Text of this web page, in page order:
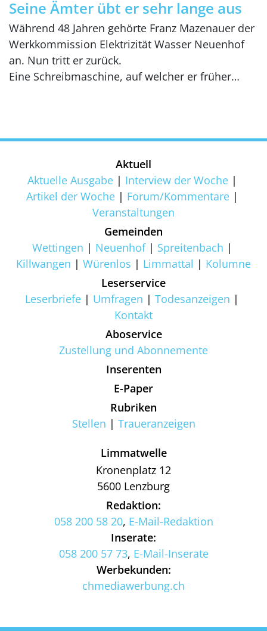
Seine Ämter übt er sehr lange aus
Während 48 Jahren gehörte Franz Mazenauer der
Werkkommission Elektrizität Wasser Neuenhof
an. Nun tritt er zurück.
Eine Schreibmaschine, auf welcher er früher…
Aktuell
Aktuelle Ausgabe
Interview der Woche
Artikel der Woche
Forum/Kommentare
Veranstaltungen
Gemeinden
Wettingen
Neuenhof
Spreitenbach
Killwangen
Würenlos Limmattal
Kolumne
Leserservice
Leserbriefe
Umfragen
Todesanzeigen
Kontakt
Aboservice
Zustellung und Abonnemente
Inserenten
E-Paper
Rubriken
Stellen
Traueranzeigen
Limmatwelle
Kronenplatz 12
5600 Lenzburg
Redaktion:
058 200 58 20, E-Mail-Redaktion
Inserate:
058 200 57 73, E-Mail-Inserate
Werbekunden:
chmediawerbung.ch